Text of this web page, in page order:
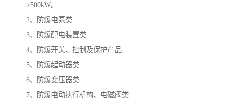
>500kW。
2、防爆电泵类
3、防爆配电装置类
4、防爆开关、控制及保护产品
5、防爆起动器类
6、防爆变压器类
7、防爆电动执行机构、电磁阀类